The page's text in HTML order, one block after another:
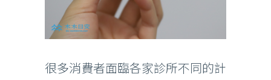
很多消費者面臨各家診所不同的計